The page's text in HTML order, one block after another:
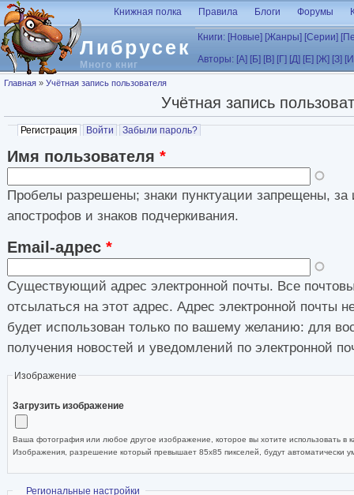
Перейти к основному содержанию
Либрусек
Много книг
Книжная полка Правила Блоги Форумы
Книги: [Новые] [Жанры] [Серии]
Авторы: [А] [Б] [В] [Г] [Д] [Е] [Ж] [З]
Вы здесь
Главная » Учётная запись пользователя
Учётная запись
Главные вкладки
Регистрация (активная вкладка)
Войти Забыли пароль?
Имя пользователя *
Пробелы разрешены; знаки пунктуации запрещены, за
апострофов и знаков подчеркивания.
Email-адрес *
Существующий адрес электронной почты. Все
отсылаться на этот адрес. Адрес электронной почты
будет использован только по вашему желанию: для
получения новостей и уведомлений по электронной
Изображение
Загрузить изображение
Ваша фотография или любое другое изображение, которое вы хотите использовать в
Изображения, разрешение который превышает 85x85 пикселей, будут автоматически
Скрыть
Региональные настройки